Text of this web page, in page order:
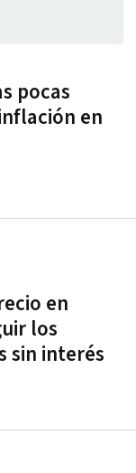
pocas
en
en
los
sin interés